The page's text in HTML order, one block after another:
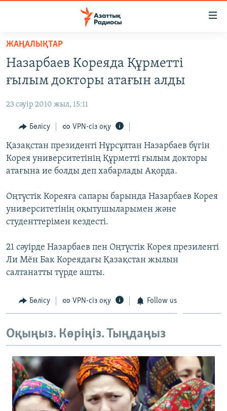
Skip
main
content
to
Navigation
Skip
to
Search
ЖАҢАЛЫҚТАР
САЯСАТ
ҚАҢТАР ОҚИҒАСЫ
АДАМ ҚҰҚЫҚТАРЫ
ӘЛЕУМЕТ
ӘЛЕМ
Русский
ЖАҢАЛЫҚТАР
Назарбаев Кореяда Құрметті
ғылым докторы атағын алды
23 сәуір 2010 жыл, 15:11
Бөлісу VPN-сіз оқу
Қазақстан президенті Нұрсұлтан Назарбаев бүгін
Корея университетінің Құрметті ғылым докторы
атағына ие болды деп хабарлады Ақорда.
Оңтүстік Кореяға сапары барында Назарбаев Корея
университетінің оқытушыларымен және
студенттерімен кездесті.
21 сәуірде Назарбаев пен Оңтүстік Корея презиленті
Ли Мён Бак Кореядағы Қазақстан жылын
салтанатты түрде ашты.
Бөлісу VPN-сіз оқу Follow us
Оқыңыз. Көріңіз. Тыңдаңыз